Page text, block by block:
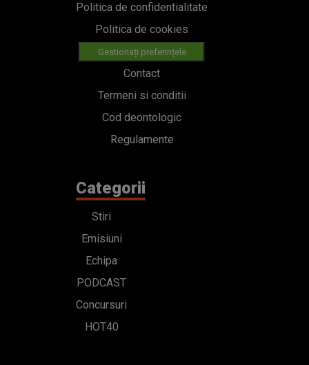
Politica de confidentialitate
Politica de cookies
Gestionați preferințele
Contact
Termeni si conditii
Cod deontologic
Regulamente
Categorii
Stiri
Emisiuni
Echipa
PODCAST
Concursuri
HOT40